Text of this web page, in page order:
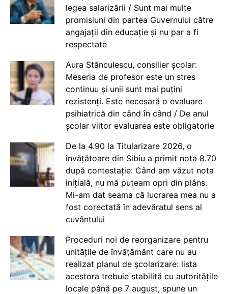
legea salarizării / Sunt mai multe
promisiuni din partea Guvernului către
angajații din educație și nu par a fi
respectate
Aura Stănculescu, consilier școlar:
Meseria de profesor este un stres
continuu și unii sunt mai puțini
rezistenți. Este necesară o evaluare
psihiatrică din când în când / De anul
școlar viitor evaluarea este obligatorie
De la 4.90 la Titularizare 2026, o
învățătoare din Sibiu a primit nota 8.70
după contestație: Când am văzut nota
inițială, nu mă puteam opri din plâns.
Mi-am dat seama că lucrarea mea nu a
fost corectată în adevăratul sens al
cuvântului
Proceduri noi de reorganizare pentru
unitățile de învățământ care nu au
realizat planul de școlarizare: lista
acestora trebuie stabilită cu autoritățile
locale până pe 7 august, spune un